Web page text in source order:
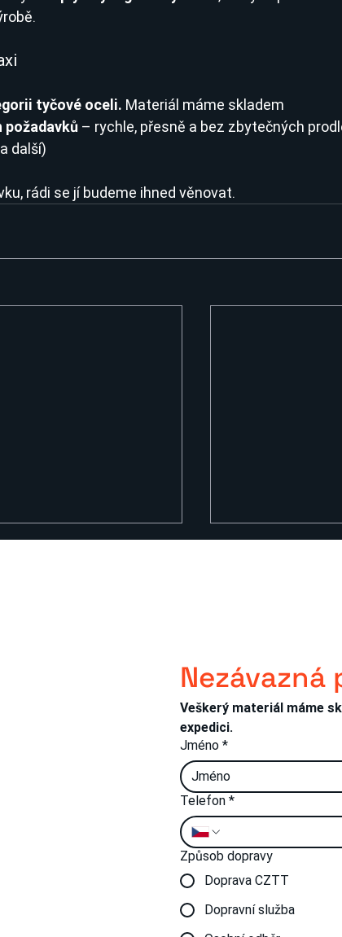
tyčové oceli. Materiál máme skladem
požadavků – rychle, přesně a bez zbytečných
a další)
rádi se jí budeme ihned věnovat.
Kompletní
polotovarů dle
Nezávazná
Veškerý materiál máme
expedici.
Jméno *
Telefon *
Způsob dopravy
Doprava CZTT
Dopravní služba